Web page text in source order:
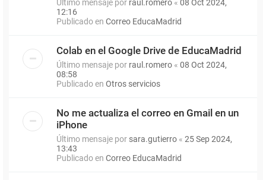
Último mensaje por raul.romero « 08 Oct 2024,
12:16
Publicado en Correo EducaMadrid
Colab en el Google Drive de EducaMadrid
Último mensaje por raul.romero « 08 Oct 2024,
08:58
Publicado en Otros servicios
No me actualiza el correo en Gmail en un
iPhone
Último mensaje por sara.gutierro « 25 Sep 2024,
13:43
Publicado en Correo EducaMadrid